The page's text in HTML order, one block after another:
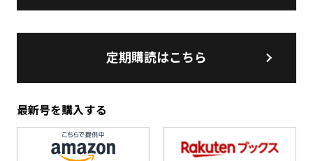
定期購読はこちら
最新号を購入する